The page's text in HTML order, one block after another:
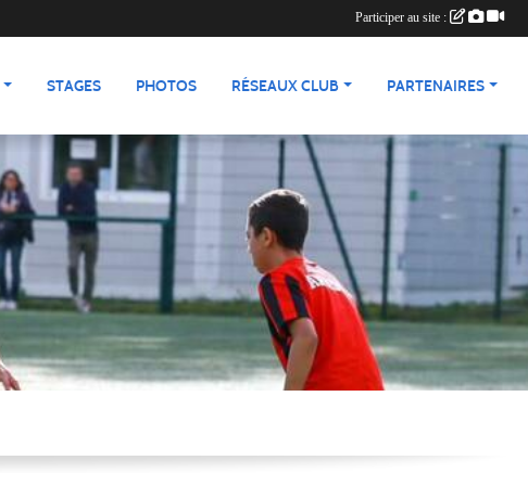
STAGES PHOTOS RÉSEAUX CLUB PARTENAIRES
Participer au site :